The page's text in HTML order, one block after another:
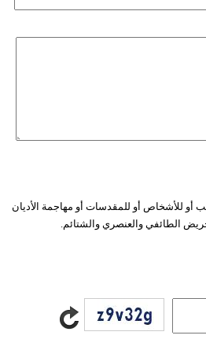
أو للأشخاص أو للمقدسات أو مهاجمة الأديان
الطائفي والعنصري والشتائم.